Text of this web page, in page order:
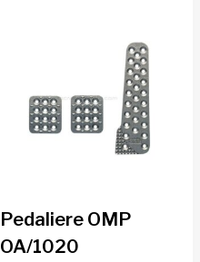
Pedaliere OMP
OA/1020